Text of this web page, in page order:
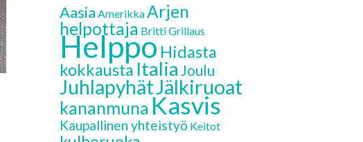
Aasia AmerikkaArjen
helpottaja BrittiGrillaus
HelppoHidasta
kokkausta Italia Joulu
JuhlapyhätJälkiruoat
kananmuna Kasvis
Kaupallinen yhteistyö Keitot